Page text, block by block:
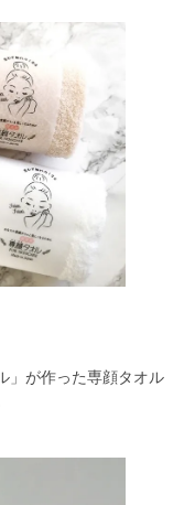
」が作った専顔タオル